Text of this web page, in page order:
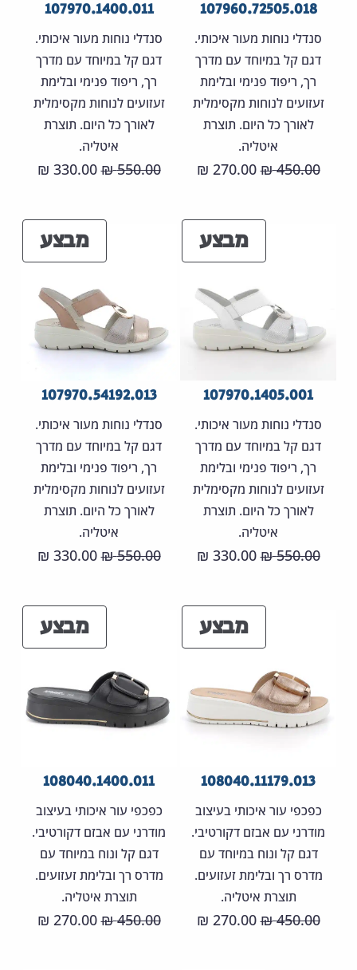
107960.72505.018
סנדלי נוחות מעור איכותי.
דגם קל במיוחד עם מדרך
רך, ריפוד פנימי ובלימת
זעזועים לנוחות מקסימלית
לאורך כל היום. תוצרת
איטליה.
450.00
₪ המחיר
היה:
450.00 ₪.
270.00
₪
המחיר
הוא:
107970.1400.011
סנדלי נוחות מעור איכותי.
דגם קל במיוחד עם מדרך
רך, ריפוד פנימי ובלימת
זעזועים לנוחות מקסימלית
לאורך כל היום. תוצרת
איטליה.
550.00
₪ המחיר
היה:
550.00 ₪.
330.00
₪
הוא:
מבצעמוצרים
במבצע
107970.1405.001
סנדלי נוחות מעור איכותי.
דגם קל במיוחד עם מדרך
רך, ריפוד פנימי ובלימת
זעזועים לנוחות מקסימלית
לאורך כל היום. תוצרת
איטליה.
550.00
₪ המחיר
היה:
550.00 ₪.
330.00
₪
המחיר
הוא:
מבצע
107970.54192.013
סנדלי נוחות מעור איכותי.
דגם קל במיוחד עם מדרך
רך, ריפוד פנימי ובלימת
זעזועים לנוחות מקסימלית
לאורך כל היום. תוצרת
איטליה.
550.00
₪ המחיר
היה:
550.00 ₪.
330.00
₪
הוא:
מבצעמוצרים
במבצע
108040.11179.013
כפכפי עור איכותי בעיצוב
מודרני עם אבזם דקורטיבי.
דגם קל ונוח במיוחד עם
מדרס רך ובלימת זעזועים.
תוצרת איטליה.
450.00
₪ המחיר
270.00
₪
המחיר
מבצע
108040.1400.011
כפכפי עור איכותי בעיצוב
מודרני עם אבזם דקורטיבי.
דגם קל ונוח במיוחד עם
מדרס רך ובלימת זעזועים.
תוצרת איטליה.
450.00
₪ המחיר
270.00
₪